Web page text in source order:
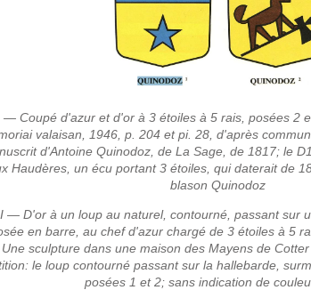
— Coupé d'azur et d'or à 3 étoiles à 5 rais, posées 2
valaisan, 1946, p. 204 et pi. 28, d'après
d'Antoine Quinodoz, de La Sage, de 1817; le
Haudères, un écu portant 3 étoiles, qui daterait de
blason Quinodoz
— D'or à un loup au naturel, contourné, passant sur
en barre, au chef d'azur chargé de 3 étoiles à 5
Une sculpture dans une maison des Mayens de
le loup contourné passant sur la hallebarde,
posées 1 et 2; sans indication de